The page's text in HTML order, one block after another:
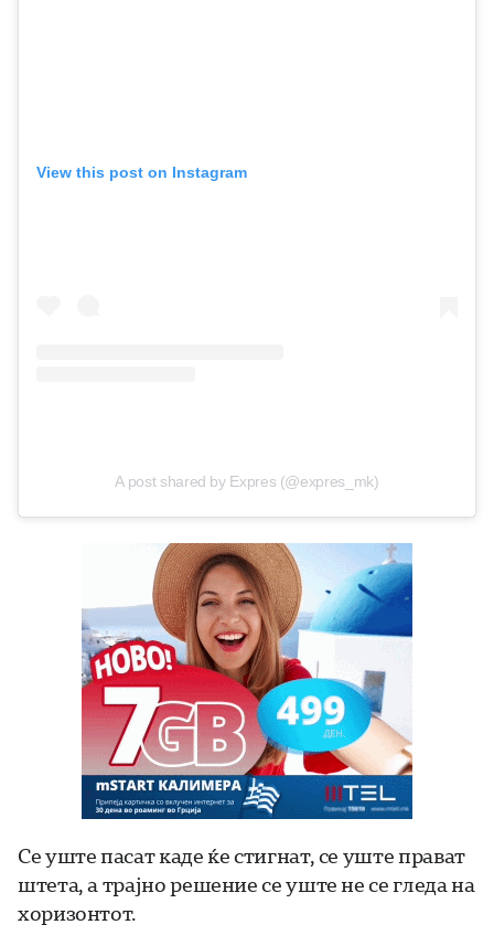
View this post on Instagram
A post shared by Expres (@expres_mk)
Се уште пасат каде ќе стигнат, се уште прават
штета, а трајно решение се уште не се гледа на
хоризонтот.